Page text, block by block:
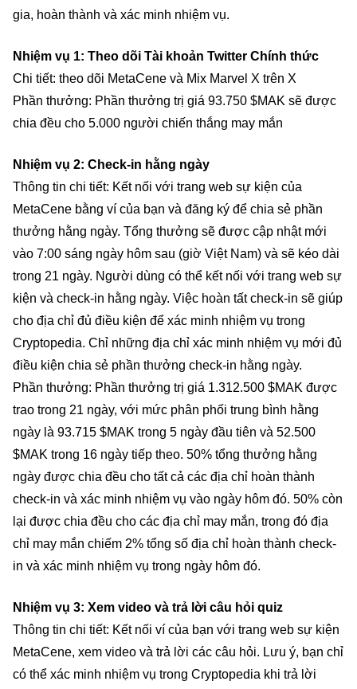
gia, hoàn thành và xác minh nhiệm vụ.
Nhiệm vụ 1: Theo dõi Tài khoản Twitter Chính thức
Chi tiết: theo dõi MetaCene và Mix Marvel X trên X
Phần thưởng: Phần thưởng trị giá 93.750 $MAK sẽ được
chia đều cho 5.000 người chiến thắng may mắn
Nhiệm vụ 2: Check-in hằng ngày
Thông tin chi tiết: Kết nối với trang web sự kiện của
MetaCene bằng ví của bạn và đăng ký để chia sẻ phần
thưởng hằng ngày. Tổng thưởng sẽ được cập nhật mới
vào 7:00 sáng ngày hôm sau (giờ Việt Nam) và sẽ kéo dài
trong 21 ngày. Người dùng có thể kết nối với trang web sự
kiện và check-in hằng ngày. Việc hoàn tất check-in sẽ giúp
cho địa chỉ đủ điều kiện để xác minh nhiệm vụ trong
Cryptopedia. Chỉ những địa chỉ xác minh nhiệm vụ mới đủ
điều kiện chia sẻ phần thưởng check-in hằng ngày.
Phần thưởng: Phần thưởng trị giá 1.312.500 $MAK được
trao trong 21 ngày, với mức phân phối trung bình hằng
ngày là 93.715 $MAK trong 5 ngày đầu tiên và 52.500
$MAK trong 16 ngày tiếp theo. 50% tổng thưởng hằng
ngày được chia đều cho tất cả các địa chỉ hoàn thành
check-in và xác minh nhiệm vụ vào ngày hôm đó. 50% còn
lại được chia đều cho các địa chỉ may mắn, trong đó địa
chỉ may mắn chiếm 2% tổng số địa chỉ hoàn thành check-
in và xác minh nhiệm vụ trong ngày hôm đó.
Nhiệm vụ 3: Xem video và trả lời câu hỏi quiz
Thông tin chi tiết: Kết nối ví của bạn với trang web sự kiện
MetaCene, xem video và trả lời các câu hỏi. Lưu ý, bạn chỉ
có thể xác minh nhiệm vụ trong Cryptopedia khi trả lời